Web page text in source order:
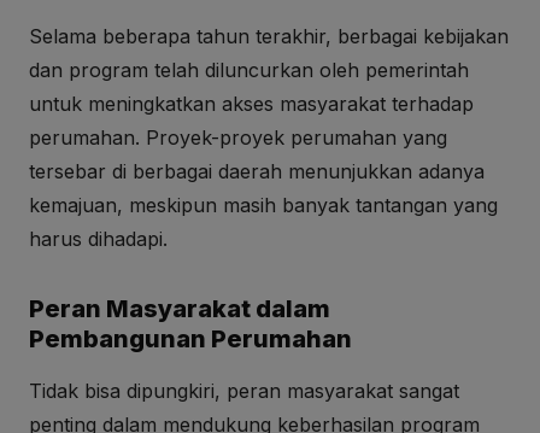
Selama beberapa tahun terakhir, berbagai kebijakan
dan program telah diluncurkan oleh pemerintah
untuk meningkatkan akses masyarakat terhadap
perumahan. Proyek-proyek perumahan yang
tersebar di berbagai daerah menunjukkan adanya
kemajuan, meskipun masih banyak tantangan yang
harus dihadapi.
Peran Masyarakat dalam
Pembangunan Perumahan
Tidak bisa dipungkiri, peran masyarakat sangat
penting dalam mendukung keberhasilan program